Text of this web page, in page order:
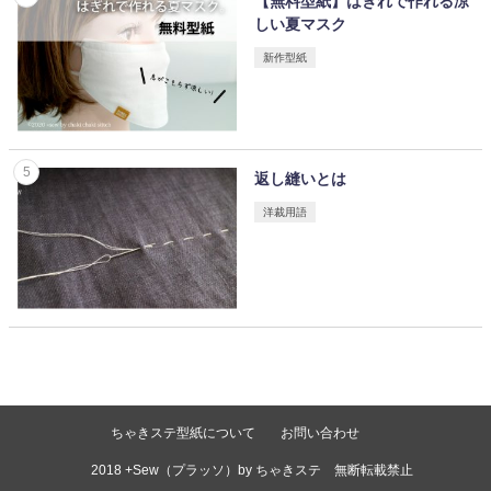
しい夏マスク
新作型紙
返し縫いとは
洋裁用語
ちゃきステ型紙について お問い合わせ
©2018 +Sew（プラッソ）by ちゃきステ 無断転載禁止